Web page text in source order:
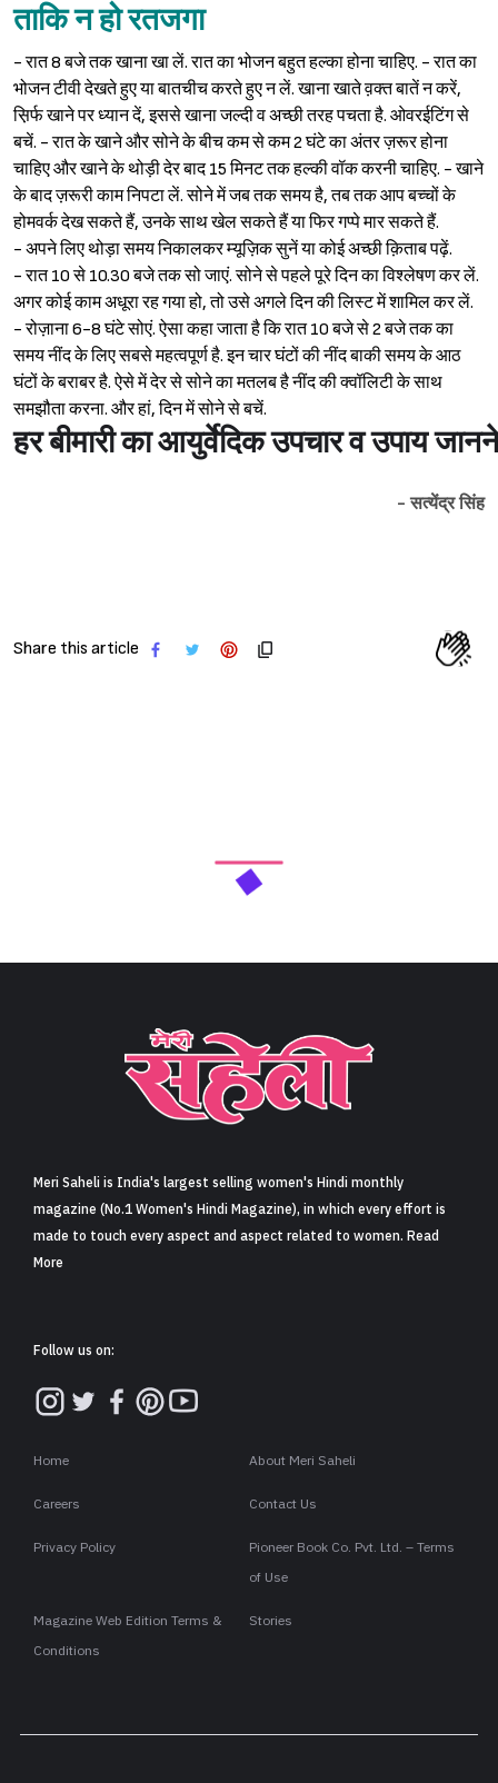
ताकि न हो रतजगा
- रात 8 बजे तक खाना खा लें. रात का भोजन बहुत हल्का होना चाहिए. - रात का
भोजन टीवी देखते हुए या बातचीच करते हुए न लें. खाना खाते व़क्त बातें न करें,
स़िर्फ खाने पर ध्यान दें, इससे खाना जल्दी व अच्छी तरह पचता है. ओवरईटिंग से
बचें. - रात के खाने और सोने के बीच कम से कम 2 घंटे का अंतर ज़रूर होना
चाहिए और खाने के थोड़ी देर बाद 15 मिनट तक हल्की वॉक करनी चाहिए. - खाने
के बाद ज़रूरी काम निपटा लें. सोने में जब तक समय है, तब तक आप बच्चों के
होमवर्क देख सकते हैं, उनके साथ खेल सकते हैं या फिर गप्पे मार सकते हैं.
- अपने लिए थोड़ा समय निकालकर म्यूज़िक सुनें या कोई अच्छी क़िताब पढ़ें.
- रात 10 से 10.30 बजे तक सो जाएं. सोने से पहले पूरे दिन का विश्‍लेषण कर लें.
अगर कोई काम अधूरा रह गया हो, तो उसे अगले दिन की लिस्ट में शामिल कर लें.
- रोज़ाना 6-8 घंटे सोएं. ऐसा कहा जाता है कि रात 10 बजे से 2 बजे तक का
समय नींद के लिए सबसे महत्वपूर्ण है. इन चार घंटों की नींद बाकी समय के आठ
घंटों के बराबर है. ऐसे में देर से सोने का मतलब है नींद की क्वॉलिटी के साथ
समझौता करना. और हां, दिन में सोने से बचें.
हर बीमारी का आयुर्वेदिक उपचार व उपाय
- सत्येंद्र सिंह
Share this article
Meri Saheli is India's largest selling women's Hindi monthly
magazine (No.1 Women's Hindi Magazine), in which every effort is
made to touch every aspect and aspect related to women. Read
More
Follow us on:
Home About Meri Saheli
Careers Contact Us
Privacy Policy
Pioneer Book Co. Pvt. Ltd. – Terms
of Use
Magazine Web Edition Terms &
Conditions
Stories